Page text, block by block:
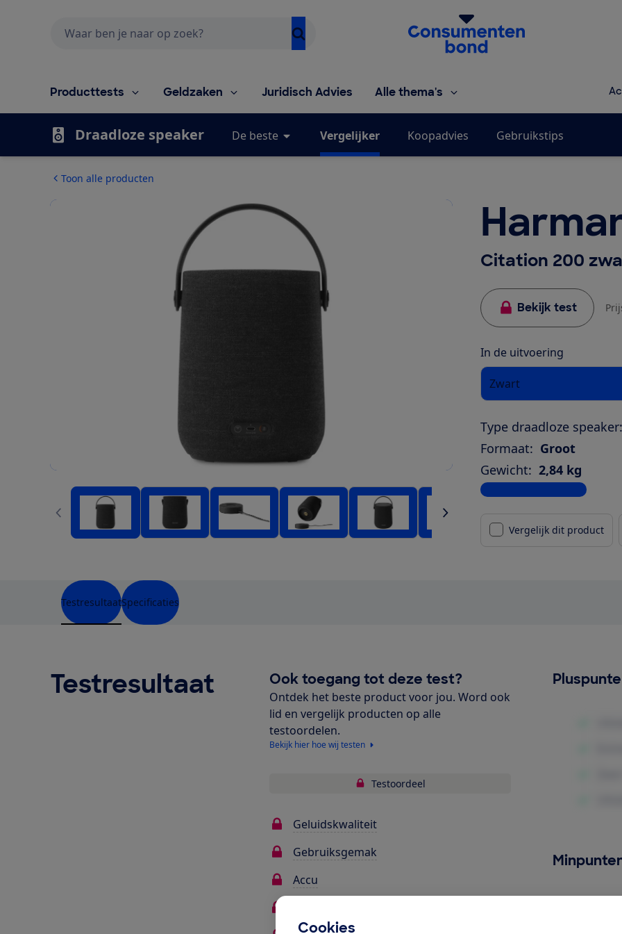
Cookies
Homepage van de Consumentenbond
Producttests Geldzaken Juridisch Advies Alle thema's
Draadloze speaker De beste Vergelijker Koopadvies Gebruikstips
Toon alle producten
Citation 200
Bekijk test
In de uitvoering
Zwart
Type draadloze speaker:
Formaat: Groot
Gewicht: 2,84 kg
Bekijk alle specificaties
Vergelijk dit product
TestresultaatSpecificaties
Testresultaat Ook toegang tot deze test?
Ontdek het beste product voor jou. Word ook
lid en vergelijk producten op alle
testoordelen.
Bekijk hier hoe wij testen
Testoordeel
Geluidskwaliteit
Gebruiksgemak
Accu